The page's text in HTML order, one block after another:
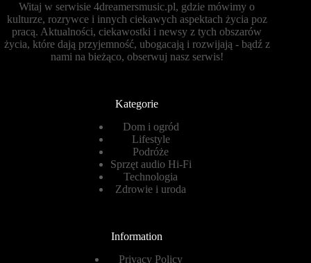
Witaj w serwisie 4dreamersmusic.pl, gdzie mówimy o
kulturze, rozrywce i innych ciekawych aspektach życia poz
pracą. Aktualności, ciekawostki i newsy z tych obszarów
życia, które dają przyjemność, ubogacają i rozwijają - bądź z
nami na bieżąco, obserwuj nasz serwis!
Kategorie
Dom i ogród
Lifestyle
Podróże
Sprzęt audio Hi-Fi
Technologia
Zdrowie i uroda
Information
Privacy Policy